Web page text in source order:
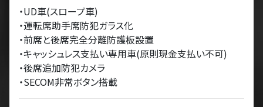
・UD車(スロープ車)
・運転席助手席防犯ガラス化
・前席と後席完全分離防護板設置
・キャッシュレス支払い専用車(原則現金支払い不可)
・後席追加防犯カメラ
・SECOM非常ボタン搭載